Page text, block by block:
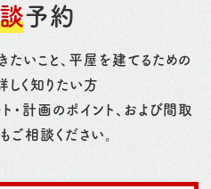
予約
いこと、平屋を建てるための
く知りたい方
・計画のポイント、および間取
ご相談ください。